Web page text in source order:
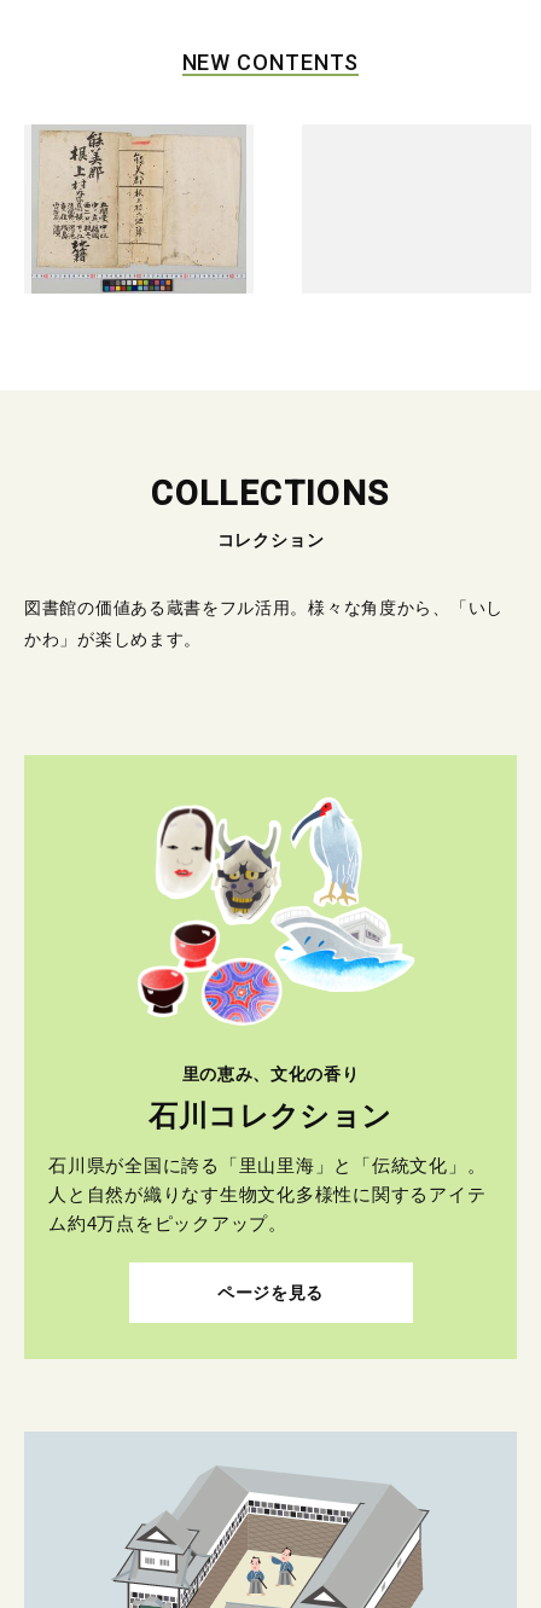
NEW CONTENTS
COLLECTIONS
コレクション
図書館の価値ある蔵書をフル活用。様々な角度から、「いし
かわ」が楽しめます。
里の恵み、文化の香り
石川コレクション
石川県が全国に誇る「里山里海」と「伝統文化」。
人と自然が織りなす生物文化多様性に関するアイテ
ム約4万点をピックアップ。
ページを見る